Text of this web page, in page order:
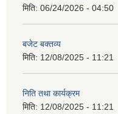
मिति: 06/24/2026 - 04:50
बजेट बक्तव्य
मिति: 12/08/2025 - 11:21
निति तथा कार्यक्रम
मिति: 12/08/2025 - 11:21